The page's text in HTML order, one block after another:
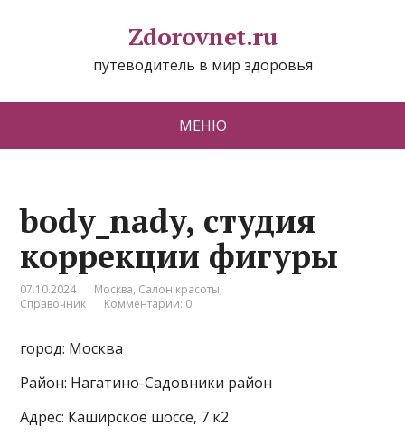
Zdorovnet.ru
путеводитель в мир здоровья
МЕНЮ
body_nady, студия
коррекции фигуры
07.10.2024 Москва, Салон красоты,
Справочник
Комментарии: 0
город: Москва
Район: Нагатино-Садовники район
Адрес: Каширское шоссе, 7 к2